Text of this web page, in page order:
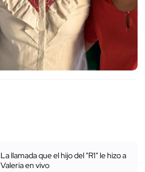
La llamada que el hijo del "R1" le hizo a
Valeria en vivo